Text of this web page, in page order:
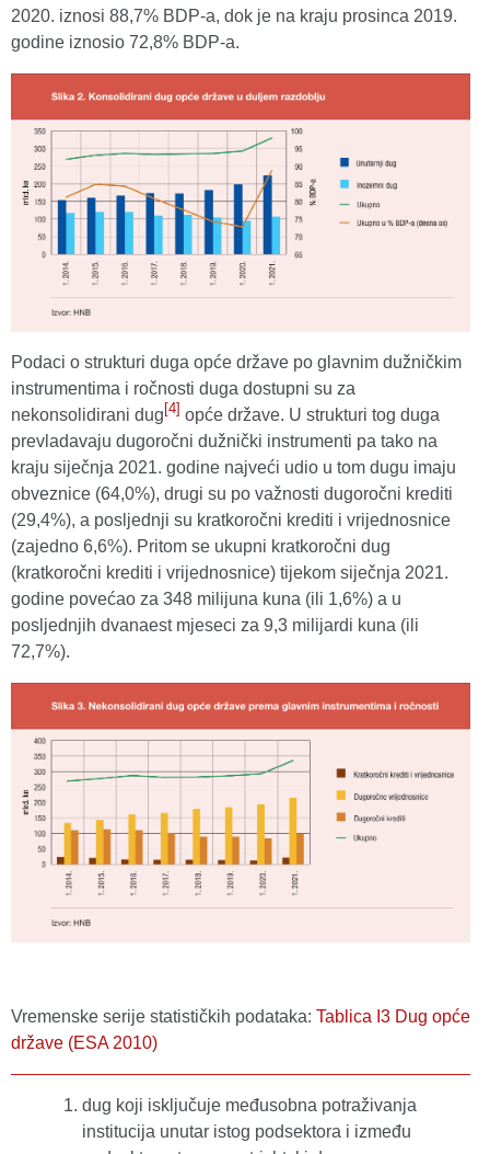
2020. iznosi 88,7% BDP-a, dok je na kraju prosinca 2019.
godine iznosio 72,8% BDP-a.
Podaci o strukturi duga opće države po glavnim dužničkim
instrumentima i ročnosti duga dostupni su za
nekonsolidirani dug [4] opće države. U strukturi tog duga
prevladavaju dugoročni dužnički instrumenti pa tako na
kraju siječnja 2021. godine najveći udio u tom dugu imaju
obveznice (64,0%), drugi su po važnosti dugoročni krediti
(29,4%), a posljednji su kratkoročni krediti i vrijednosnice
(zajedno 6,6%). Pritom se ukupni kratkoročni dug
(kratkoročni krediti i vrijednosnice) tijekom siječnja 2021.
godine povećao za 348 milijuna kuna (ili 1,6%) a u
posljednjih dvanaest mjeseci za 9,3 milijardi kuna (ili
72,7%).
Vremenske serije statističkih podataka: Tablica I3 Dug opće
države (ESA 2010)
dug koji isključuje međusobna potraživanja
institucija unutar istog podsektora i između